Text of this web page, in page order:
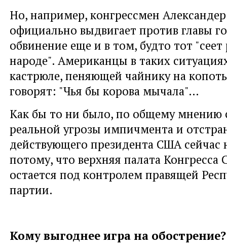
Но, например, конгрессмен
официально выдвигает против главы
обвинение еще и в том, будто тот
народе". Американцы в таких
кастрюле, пеняющей чайнику на
говорят: "Чья бы корова мычала"…
Как бы то ни было, по общему мнению
реальной угрозы импичмента и
действующего президента США сейчас
потому, что верхняя палата
остается под контролем правящей
партии.
Кому выгоднее игра на обострение?